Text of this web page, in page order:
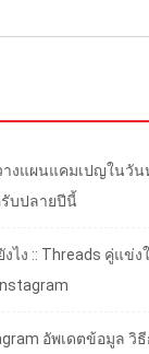
างแผนแคมเปญในวัน
บปลายปีนี้
งไง :: Threads คู่แข่
อัพเดตข้อมูล